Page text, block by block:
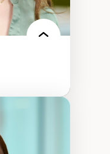
théories de
du féminisme